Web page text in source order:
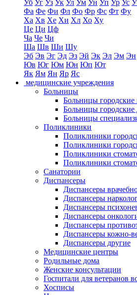
Уб Уг Уз Ук Ул Ум Ун Уп Ур Ус
Фа Фе Фи Фл Фо Фр Фс Фт Фу
Ха Хв Хе Хи Хл Хо Ху
Це Ци Цф
Ча Че Чи
Ша Шв Ши Шу
Эб Эв Эг Эд Эз Эй Эк Эл Эм Эн
Юв Юг Юм Юн Юп Ют
Як Ям Ян Яр Яс
медицинские учреждения
Больницы
Больницы городские
Больницы городские
Больницы
Поликлиники
Поликлиники
Поликлиники
Поликлиники
Поликлиники
Санатории
Диспансеры
Диспансеры
Диспансеры
Диспансеры
Диспансеры
Диспансеры
Диспансеры кожно-
Диспансеры другие
Медицинские центры
Родильные дома
Женские консультации
Госпитали для ветеранов
Хосписы